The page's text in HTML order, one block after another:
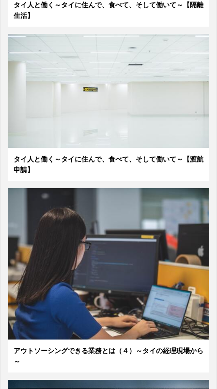
タイ人と働く～タイに住んで、食べて、そして働いて～【隔離
生活】
タイ人と働く～タイに住んで、食べて、そして働いて～【渡航
申請】
アウトソーシングできる業務とは（４）～タイの経理現場から
～